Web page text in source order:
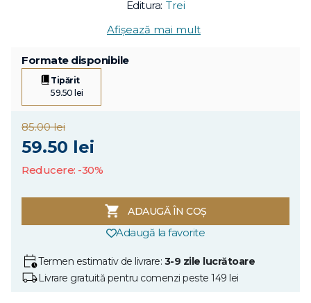
Editura: Trei
Afișează mai mult
Formate disponibile
Tipărit
59.50 lei
85.00 lei
59.50 lei
Reducere: -30%
ADAUGĂ ÎN COȘ
Adaugă la favorite
Termen estimativ de livrare: 3-9 zile lucrătoare
Livrare gratuită pentru comenzi peste 149 lei